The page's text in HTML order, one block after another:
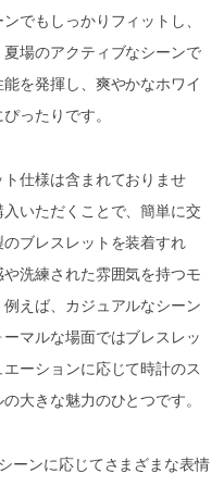
でもしっかりフィットし、
場のアクティブなシーンで
を発揮し、爽やかなホワイ
ったりです。
仕様は含まれておりませ
いただくことで、簡単に交
ブレスレットを装着すれ
洗練された雰囲気を持つモ
えば、カジュアルなシーン
マルな場面ではブレスレッ
ーションに応じて時計のス
大きな魅力のひとつです。
ーンに応じてさまざまな表情